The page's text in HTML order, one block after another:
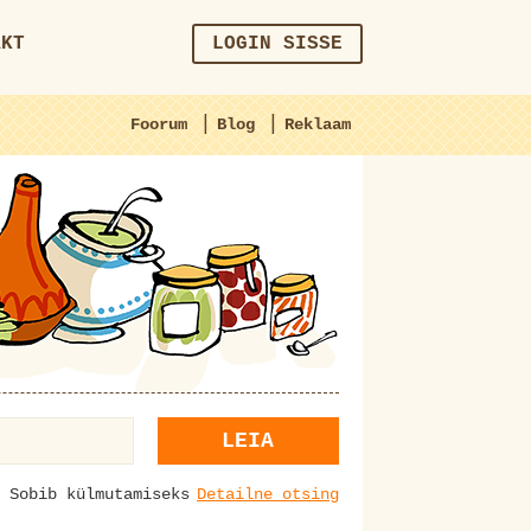
LOGIN SISSE
Foorum | Blog | Reklaam
LEIA
Sobib külmutamiseks Detailne otsing